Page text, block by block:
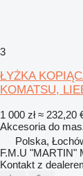
3
ŁYŻKA
KOMATSU,
1 000 zł ≈ 232,20
Akcesoria do
Polska,
F.M.U "MARTIN"
Kontakt z